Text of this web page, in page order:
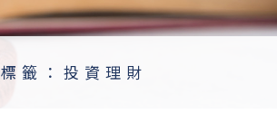
標籤：投資理財